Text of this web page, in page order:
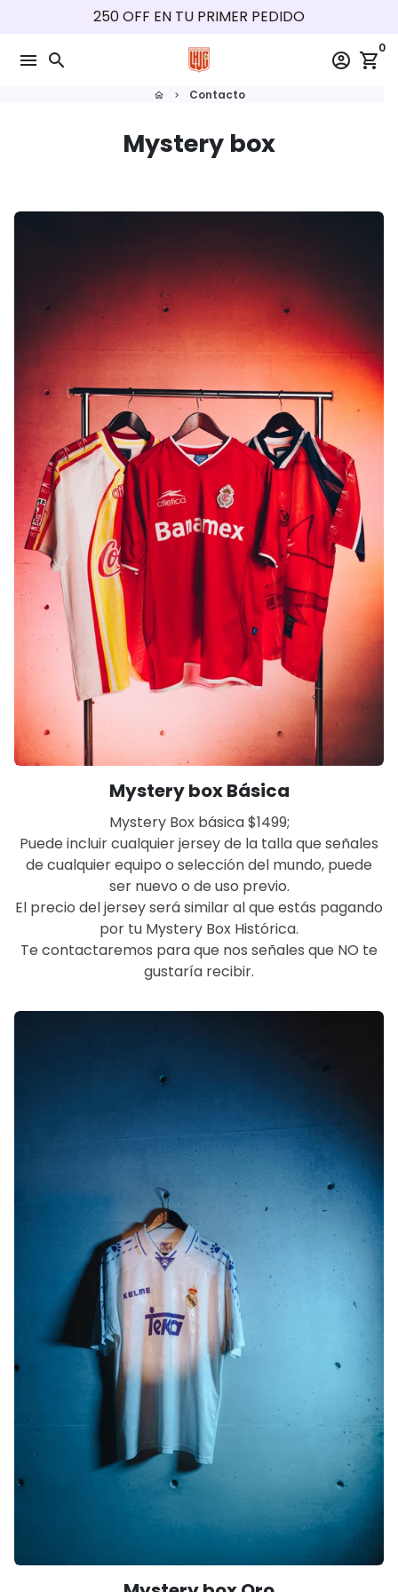
contenido
250 OFF EN TU PRIMER PEDIDO
menu search account_circle shopping_cart
0
home keyboard_arrow_right Contacto
Mystery box
Mystery box Básica
Mystery Box básica $1499;
Puede incluir cualquier jersey de la talla que señales
de cualquier equipo o selección del mundo, puede
ser nuevo o de uso previo.
El precio del jersey será similar al que estás pagando
por tu Mystery Box Histórica.
Te contactaremos para que nos señales que NO te
gustaría recibir.